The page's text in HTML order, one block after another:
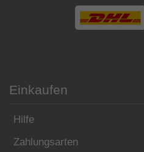
Einkaufen
Hilfe
Zahlungsarten